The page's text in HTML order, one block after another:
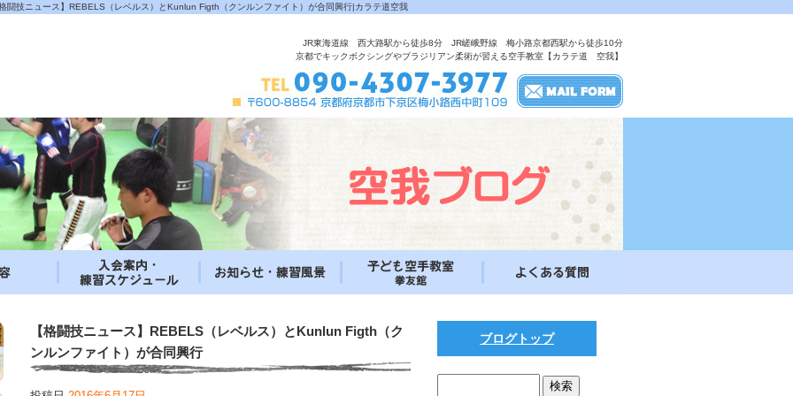
闘技ニュース】REBELS（レベルス）とKunlun Figth（クンルンファイト）が合同興行|カラテ道空我
JR東海道線 西大路駅から徒歩8分 JR嵯峨野線 梅小路京都西駅から徒歩10分
京都でキックボクシングやブラジリアン柔術が習える空手教室【カラテ道 空我】
【格闘技ニュース】REBELS（レベルス）とKunlun Figth（ク
ンルンファイト）が合同興行
ブログトップ